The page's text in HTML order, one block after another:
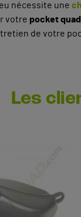
nécessite une
votre pocket quad
de votre
Les